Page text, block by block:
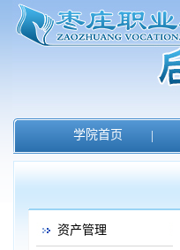
学院首页 |
资产管理